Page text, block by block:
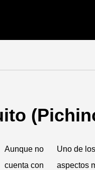
Aunque no
cuenta con
Uno de los
aspectos